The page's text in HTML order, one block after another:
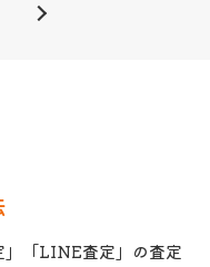
」「LINE査定」の査定